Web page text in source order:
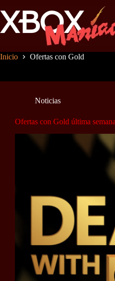
al
contenido
Inicio Ofertas con Gold
Noticias
Ofertas con Gold última